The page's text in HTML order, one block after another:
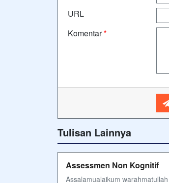
URL
Komentar*
Tulisan Lainnya
Assessmen Non Kognitif
Assalamualaikum